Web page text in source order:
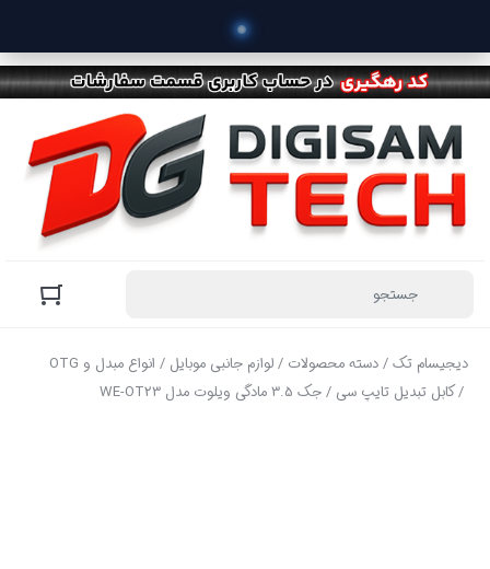
دیجیسام تک/دسته محصولات /لوازم جانبی موبایل / انواع مبدل و OTG
/ کابل تبدیل تایپ سی / جک 3.5 مادگی ویلوت مدل WE-OT23
خرید م